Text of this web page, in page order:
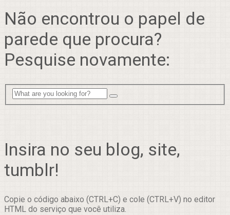
Não encontrou o papel de
parede que procura?
Pesquise novamente:
Insira no seu blog, site,
tumblr!
Copie o código abaixo (CTRL+C) e cole (CTRL+V) no editor
HTML do serviço que você utiliza.